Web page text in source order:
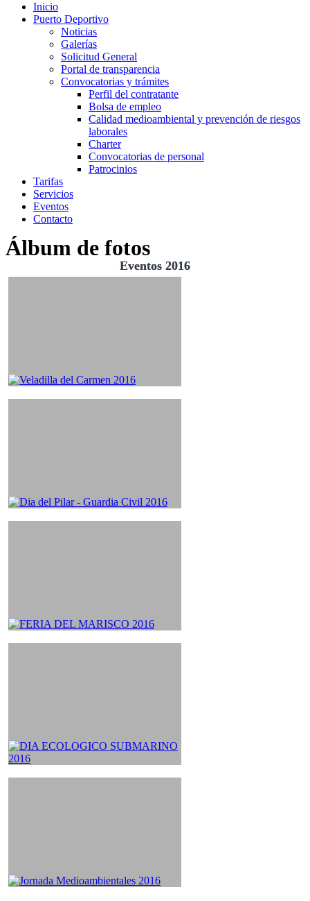
Inicio
Puerto Deportivo
Noticias
Galerías
Solicitud General
Portal de transparencia
Convocatorias y trámites
Perfil del contratante
Bolsa de empleo
Calidad medioambiental y prevención de riesgos
laborales
Charter
Convocatorias de personal
Patrocinios
Tarifas
Servicios
Eventos
Contacto
Álbum de fotos
Eventos 2016